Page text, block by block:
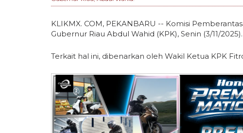
KLIKMX. COM, PEKANBARU -- Komisi
Gubernur Riau Abdul Wahid (KPK), Senin (3/11/2025).
Terkait hal ini, dibenarkan oleh Wakil Ketua KPK